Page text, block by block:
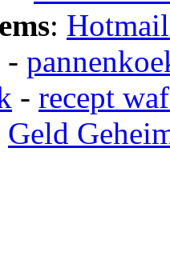
:
-
- recept
Geld